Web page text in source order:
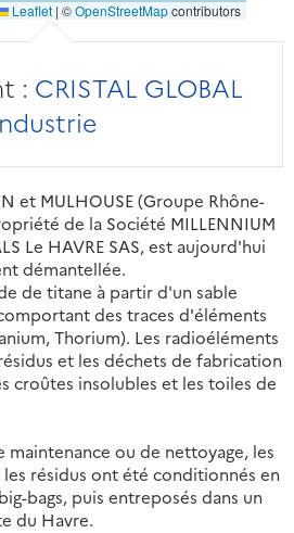
Leaflet | ©OpenStreetMapcontributors
: CRISTAL GLOBAL
et MULHOUSE (Groupe Rhône-
de la Société MILLENNIUM
Le HAVRE SAS, est aujourd'hui
démantellée.
de titane à partir d'un sable
des traces d'éléments
Thorium). Les radioéléments
et les déchets de fabrication
croûtes insolubles et les toiles de
maintenance ou de nettoyage, les
résidus ont été conditionnés en
bags, puis entreposés dans un
du Havre.